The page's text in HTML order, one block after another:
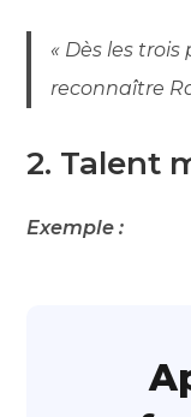
« Dès les
reconnaître
2. Talent
Exemple :